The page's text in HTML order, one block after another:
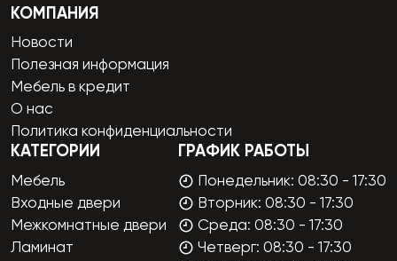
КОМПАНИЯ
Новости
Полезная информация
Мебель в кредит
О нас
Политика конфиденциальности
КАТЕГОРИИ
Мебель
Входные двери
Межкомнатные двери
Ламинат
ГРАФИК РАБОТЫ
Понедельник: 08:30 - 17:30
Вторник: 08:30 - 17:30
Среда: 08:30 - 17:30
Четверг: 08:30 - 17:30